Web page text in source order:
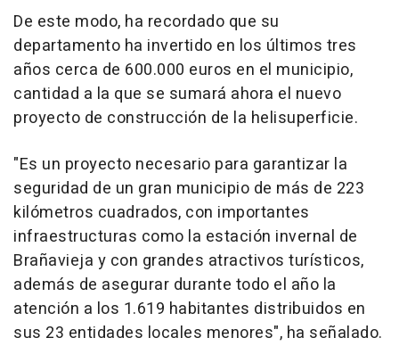
De este modo, ha recordado que su
departamento ha invertido en los últimos tres
años cerca de 600.000 euros en el municipio,
cantidad a la que se sumará ahora el nuevo
proyecto de construcción de la helisuperficie.
"Es un proyecto necesario para garantizar la
seguridad de un gran municipio de más de 223
kilómetros cuadrados, con importantes
infraestructuras como la estación invernal de
Brañavieja y con grandes atractivos turísticos,
además de asegurar durante todo el año la
atención a los 1.619 habitantes distribuidos en
sus 23 entidades locales menores", ha señalado.